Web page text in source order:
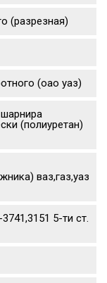
(разрезная)
(оао уаз)
шарнира
(полиуретан)
ваз,газ,уаз
5-ти ст.